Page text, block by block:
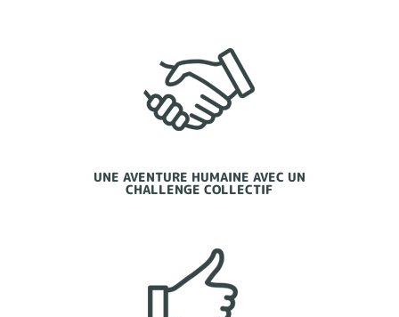
UNE AVENTURE HUMAINE AVEC UN
CHALLENGE COLLECTIF